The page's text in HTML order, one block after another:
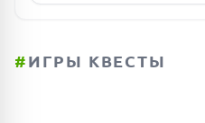
#ИГРЫ КВЕСТЫ